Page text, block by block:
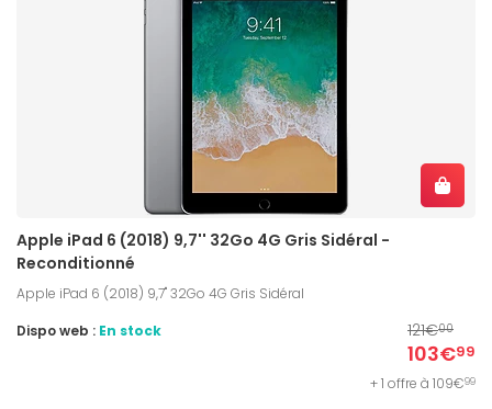
Apple iPad 6 (2018) 9,7'' 32Go 4G Gris Sidéral -
Reconditionné
Apple iPad 6 (2018) 9,7'' 32Go 4G Gris Sidéral
121€00
103€99
Dispo web : En stock
+ 1 offre à 109€99